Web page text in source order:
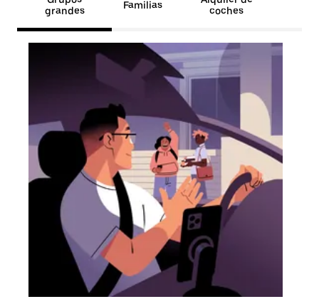
grandes
Familias
coches